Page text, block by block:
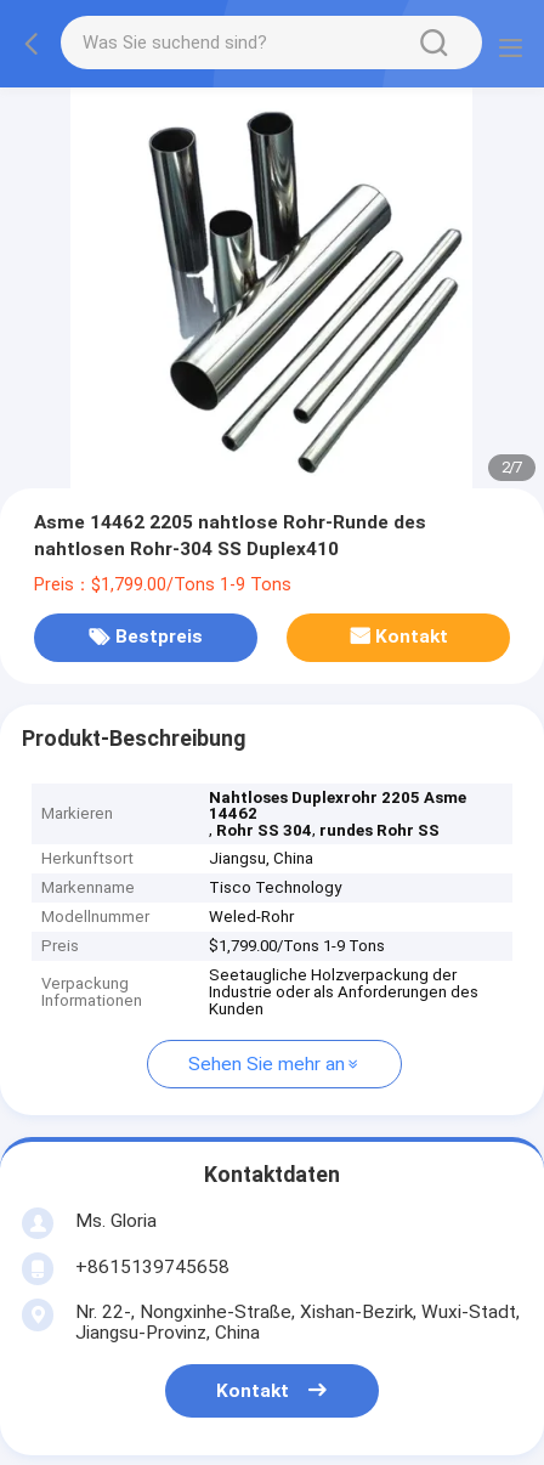
2/7
Asme 14462 2205 nahtlose Rohr-Runde des
nahtlosen Rohr-304 SS Duplex410
Preis：$1,799.00/Tons 1-9 Tons
Bestpreis Kontakt
Produkt-Beschreibung
Markieren
Nahtloses Duplexrohr 2205 Asme
14462
, Rohr SS 304, rundes Rohr SS
Herkunftsort
Jiangsu, China
Markenname
Tisco Technology
Modellnummer
Weled-Rohr
Preis
$1,799.00/Tons 1-9 Tons
Verpackung
Informationen
Seetaugliche Holzverpackung der
Industrie oder als Anforderungen des
Kunden
Sehen Sie mehr an
Kontaktdaten
Ms. Gloria
+8615139745658
Nr. 22-, Nongxinhe-Straße, Xishan-Bezirk, Wuxi-Stadt,
Jiangsu-Provinz, China
Kontakt